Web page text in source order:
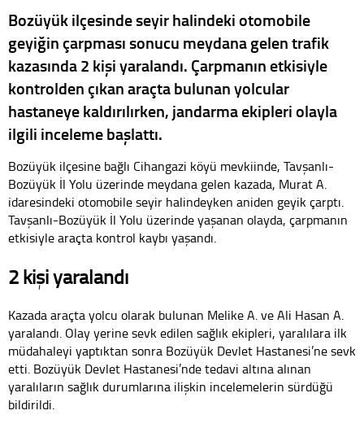
Bozüyük ilçesinde seyir halindeki otomobile
geyiğin çarpması sonucu meydana gelen trafik
kazasında 2 kişi yaralandı. Çarpmanın etkisiyle
kontrolden çıkan araçta bulunan yolcular
hastaneye kaldırılırken, jandarma ekipleri olayla
ilgili inceleme başlattı.
Bozüyük ilçesine bağlı Cihangazi köyü mevkiinde, Tavşanlı-
Bozüyük İl Yolu üzerinde meydana gelen kazada, Murat A.
idaresindeki otomobile seyir halindeyken aniden geyik çarptı.
Tavşanlı-Bozüyük İl Yolu üzerinde yaşanan olayda, çarpmanın
etkisiyle araçta kontrol kaybı yaşandı.
2 kişi yaralandı
Kazada araçta yolcu olarak bulunan Melike A. ve Ali Hasan A.
yaralandı. Olay yerine sevk edilen sağlık ekipleri, yaralılara ilk
müdahaleyi yaptıktan sonra Bozüyük Devlet Hastanesi’ne sevk
etti. Bozüyük Devlet Hastanesi’nde tedavi altına alınan
yaralıların sağlık durumlarına ilişkin incelemelerin sürdüğü
bildirildi.